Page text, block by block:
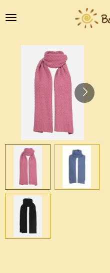
direct
hoofdinhoud